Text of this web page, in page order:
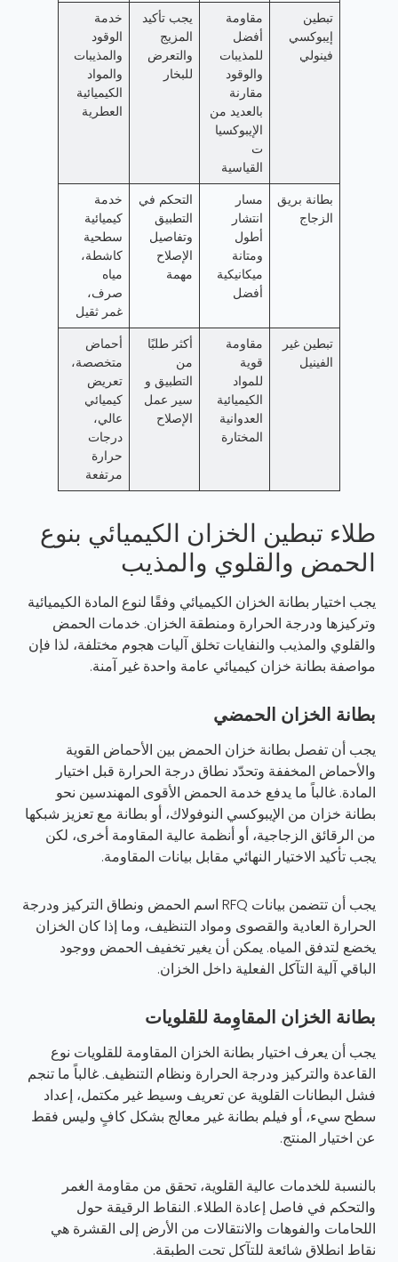
تبطين
إيبوكسي
فينولي
مقاومة
أفضل
للمذيبات
والوقود
مقارنة
بالعديد من
الإيبوكسيا
ت
القياسية
يجب تأكيد
المزيج
والتعرض
للبخار
خدمة
الوقود
والمذيبات
والمواد
الكيميائية
العطرية
بطانة بريق
الزجاج
مسار
انتشار
أطول
ومتانة
ميكانيكية
أفضل
التحكم في
التطبيق
وتفاصيل
الإصلاح
مهمة
خدمة
كيميائية
سطحية
كاشطة،
مياه
صرف،
غمر ثقيل
تبطين غير
الفينيل
مقاومة
قوية
للمواد
الكيميائية
العدوانية
المختارة
أكثر طلبًا
من
التطبيق و
سير عمل
الإصلاح
أحماض
متخصصة،
تعريض
كيميائي
عالي،
درجات
حرارة
مرتفعة
طلاء تبطين الخزان الكيميائي بنوع
الحمض والقلوي والمذيب
يجب اختيار بطانة الخزان الكيميائي وفقًا لنوع المادة الكيميائية
وتركيزها ودرجة الحرارة ومنطقة الخزان. خدمات الحمض
والقلوي والمذيب والنفايات تخلق آليات هجوم مختلفة، لذا فإن
مواصفة بطانة خزان كيميائي عامة واحدة غير آمنة.
بطانة الخزان الحمضي
يجب أن تفصل بطانة خزان الحمض بين الأحماض القوية
والأحماض المخففة وتحدّد نطاق درجة الحرارة قبل اختيار
المادة. غالباً ما يدفع خدمة الحمض الأقوى المهندسين نحو
بطانة خزان من الإيبوكسي النوفولاك، أو بطانة مع تعزيز شبكها
من الرقائق الزجاجية، أو أنظمة عالية المقاومة أخرى، لكن
يجب تأكيد الاختيار النهائي مقابل بيانات المقاومة.
يجب أن تتضمن بيانات RFQ اسم الحمض ونطاق التركيز ودرجة
الحرارة العادية والقصوى ومواد التنظيف، وما إذا كان الخزان
يخضع لتدفق المياه. يمكن أن يغير تخفيف الحمض ووجود
الباقي آلية التآكل الفعلية داخل الخزان.
بطانة الخزان المقاوِمة للقلويات
يجب أن يعرف اختيار بطانة الخزان المقاومة للقلويات نوع
القاعدة والتركيز ودرجة الحرارة ونظام التنظيف. غالباً ما تنجم
فشل البطانات القلوية عن تعريف وسيط غير مكتمل، إعداد
سطح سيء، أو فيلم بطانة غير معالج بشكل كافٍ وليس فقط
عن اختيار المنتج.
بالنسبة للخدمات عالية القلوية، تحقق من مقاومة الغمر
والتحكم في فاصل إعادة الطلاء. النقاط الرقيقة حول
اللحامات والفوهات والانتقالات من الأرض إلى القشرة هي
نقاط انطلاق شائعة للتآكل تحت الطبقة.